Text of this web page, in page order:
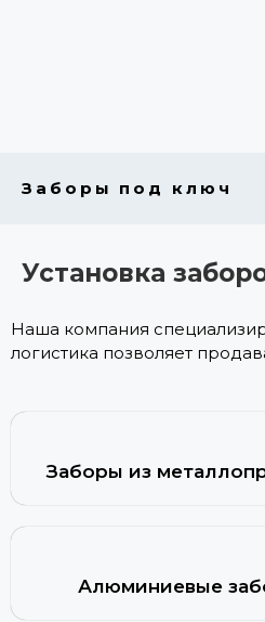
Заборы под ключ
Установка
Наша компания
логистика позволяет
Заборы из
Алюминиевые